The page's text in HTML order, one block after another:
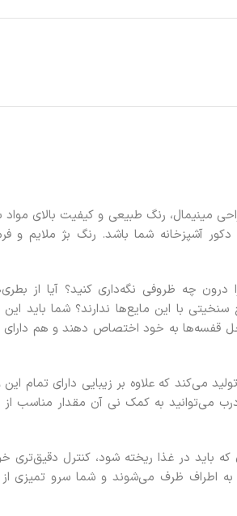
مینیمال، رنگ طبیعی و کیفیت بالای
آشپزخانه شما باشد. رنگ بژ ملایم و
چه ظروفی نگه‌داری کنید؟ آیا از
با این مایع‌ها ندارند؟ شما باید این
قفسه‌ها به خود اختصاص دهند و هم دارای
می‌کند که علاوه بر زیبایی دارای تمام
می‌توانید به کمک نی آن مقدار مناسب از
باید در غذا ریخته شود، کنترل دقیق‌تری
اطراف ظرف می‌شوند و شما سرو تمیزی از